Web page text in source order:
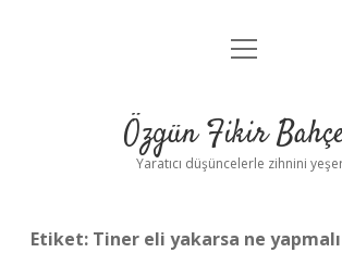
Anasayfa
Yasal Uyarı
menüyü
Özgün Fikir
Yaratıcı düşüncelerle zihnini
Etiket: Tiner eli yakarsa ne yapmalı